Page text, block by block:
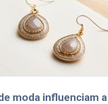
moda influenciam